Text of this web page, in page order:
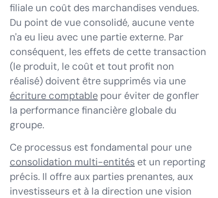
filiale un coût des marchandises vendues.
Du point de vue consolidé, aucune vente
n'a eu lieu avec une partie externe. Par
conséquent, les effets de cette transaction
(le produit, le coût et tout profit non
réalisé) doivent être supprimés via une
écriture comptable pour éviter de gonfler
la performance financière globale du
groupe.
Ce processus est fondamental pour une
consolidation multi-entités et un reporting
précis. Il offre aux parties prenantes, aux
investisseurs et à la direction une vision